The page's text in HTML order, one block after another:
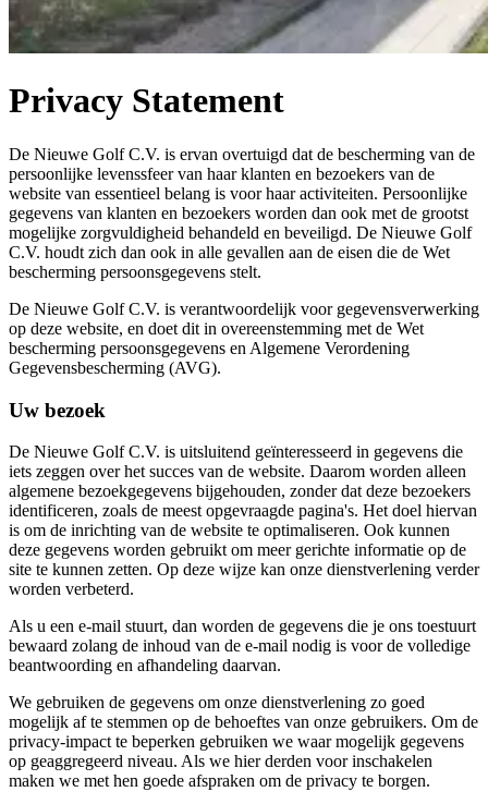
Privacy Statement
De Nieuwe Golf C.V. is ervan overtuigd dat de bescherming van de
persoonlijke levenssfeer van haar klanten en bezoekers van de
website van essentieel belang is voor haar activiteiten. Persoonlijke
gegevens van klanten en bezoekers worden dan ook met de grootst
mogelijke zorgvuldigheid behandeld en beveiligd. De Nieuwe Golf
C.V. houdt zich dan ook in alle gevallen aan de eisen die de Wet
bescherming persoonsgegevens stelt.
De Nieuwe Golf C.V. is verantwoordelijk voor gegevensverwerking
op deze website, en doet dit in overeenstemming met de Wet
bescherming persoonsgegevens en Algemene Verordening
Gegevensbescherming (AVG).
Uw bezoek
De Nieuwe Golf C.V. is uitsluitend geïnteresseerd in gegevens die
iets zeggen over het succes van de website. Daarom worden alleen
algemene bezoekgegevens bijgehouden, zonder dat deze bezoekers
identificeren, zoals de meest opgevraagde pagina's. Het doel hiervan
is om de inrichting van de website te optimaliseren. Ook kunnen
deze gegevens worden gebruikt om meer gerichte informatie op de
site te kunnen zetten. Op deze wijze kan onze dienstverlening verder
worden verbeterd.
Als u een e-mail stuurt, dan worden de gegevens die je ons toestuurt
bewaard zolang de inhoud van de e-mail nodig is voor de volledige
beantwoording en afhandeling daarvan.
We gebruiken de gegevens om onze dienstverlening zo goed
mogelijk af te stemmen op de behoeftes van onze gebruikers. Om de
privacy-impact te beperken gebruiken we waar mogelijk gegevens
op geaggregeerd niveau. Als we hier derden voor inschakelen
maken we met hen goede afspraken om de privacy te borgen.